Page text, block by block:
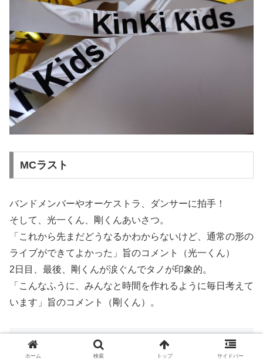
MCラスト
バンドメンバーやオーケストラ、ダンサーに拍手！
そして、光一くん、剛くんあいさつ。
「これから先まだどうなるかわからないけど、通常の形の
ライブができてよかった」旨のコメント（光一くん）
2日目、最後、剛くんが涙ぐんでタノが印象的。
「こんなふうに、みんなと時間を作れるように毎日考えて
います」旨のコメント（剛くん）。
終わりに
ホーム 検索 トップ サイドバー